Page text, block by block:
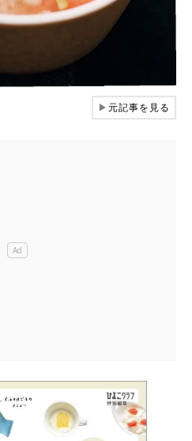
▶元記事を見る